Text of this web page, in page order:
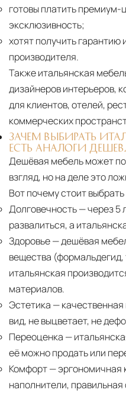
готовы платить премиум-
эксклюзивность;
хотят получить гарантию
производителя.
Также итальянская
дизайнеров интерьеров,
для клиентов, отелей,
коммерческих
ЗАЧЕМ ВЫБИРАТЬ
ЕСТЬ АНАЛОГИ
Дешёвая мебель может
взгляд, но на деле это
Вот почему стоит
Долговечность— через 5
развалиться, а
Здоровье— дешёвая
вещества
итальянская
материалов.
Эстетика —
вид, не выцветает, не
Переоценка —
её можно продать или
Комфорт— эргономичная
наполнители,